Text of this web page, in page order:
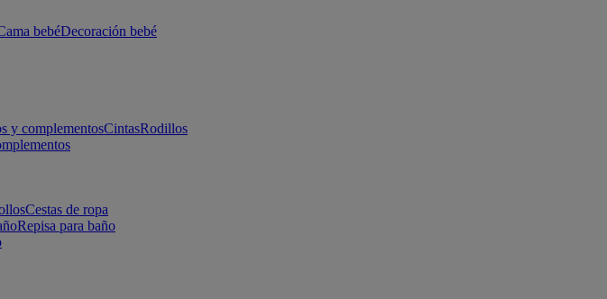
bebéDecoración bebé
y complementosCintasRodillos
Cestas de ropa
Repisa para baño